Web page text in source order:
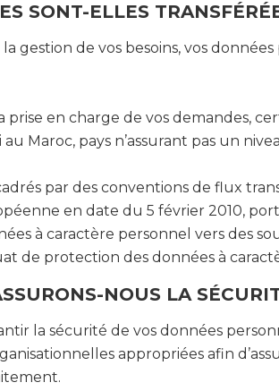
SONT-ELLES
gestion de vos besoins, vos
prise en charge de vos demandes,
Maroc, pays n’assurant pas un
par des conventions de flux
en date du 5 février 2010,
à caractère personnel vers des
de protection des données à
NOUS LA
la sécurité de vos données
appropriées afin